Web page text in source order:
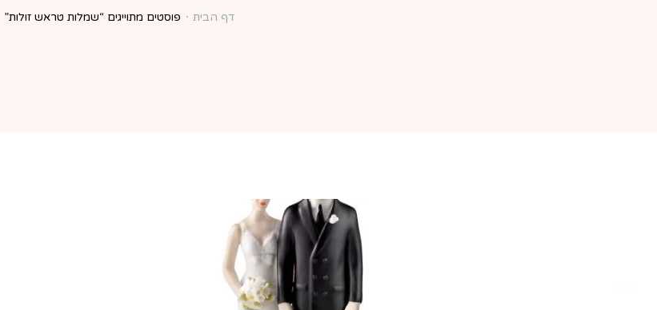
דף הבית פוסטים מתוייגים “שמלות טראש זולות”